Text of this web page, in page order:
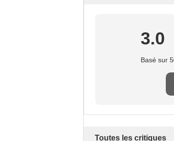
3.0
Basé sur
Toutes les critiques